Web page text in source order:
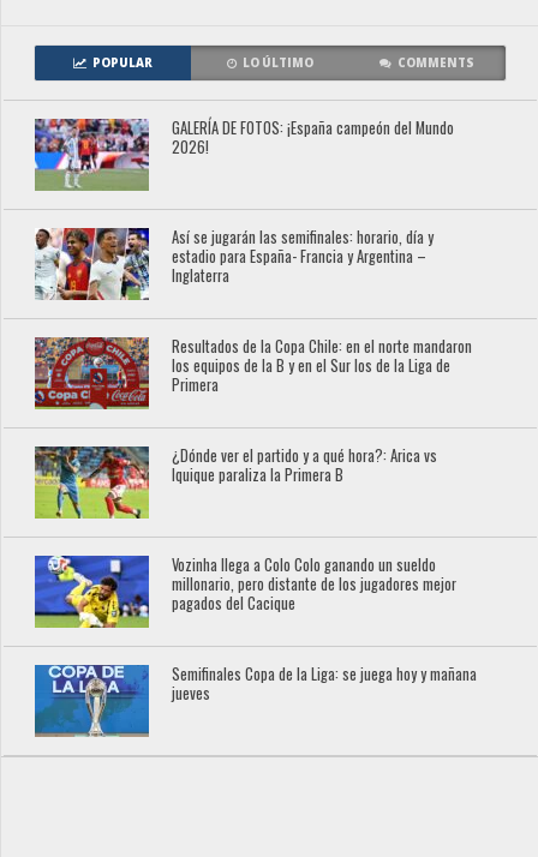
POPULAR LO ÚLTIMO COMMENTS
GALERÍA DE FOTOS: ¡España campeón del Mundo
2026!
Así se jugarán las semifinales: horario, día y
estadio para España- Francia y Argentina –
Inglaterra
Resultados de la Copa Chile: en el norte mandaron
los equipos de la B y en el Sur los de la Liga de
Primera
¿Dónde ver el partido y a qué hora?: Arica vs
Iquique paraliza la Primera B
Vozinha llega a Colo Colo ganando un sueldo
millonario, pero distante de los jugadores mejor
pagados del Cacique
Semifinales Copa de la Liga: se juega hoy y mañana
jueves